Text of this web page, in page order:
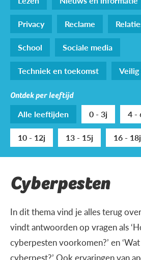
Privacy
Reclame
School
Sociale media
Techniek en toekomst
Ontdek per leeftijd
Alle leeftijden 0 - 3j 4 -
10 - 12j
13 - 15j 16 - 18j
Cyberpesten
In dit thema vind je alles terug
vindt antwoorden op vragen als
cyberpesten voorkomen?’ en
cyberpest?’ Ook ervaringen van